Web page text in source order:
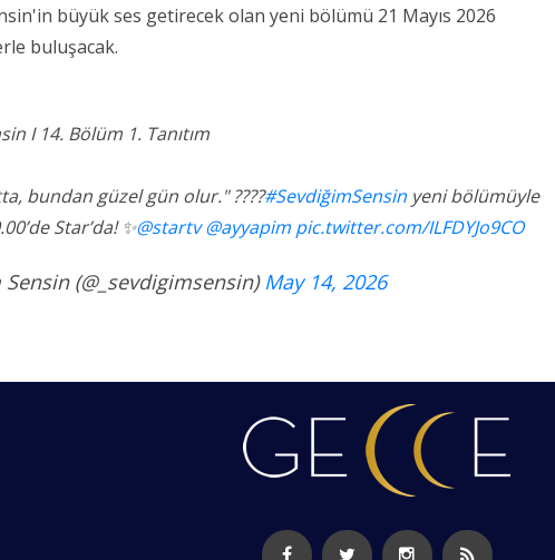
büyük ses getirecek olan yeni bölümü 21 Mayıs 2026
buluşacak.
I 14. Bölüm 1. Tanıtım
bundan güzel gün olur." ????#SevdiğimSensin yeni bölümüyle
Star’da! ✨@startv @ayyapim pic.twitter.com/ILFDYJo9CO
(@_sevdigimsensin)May 14, 2026